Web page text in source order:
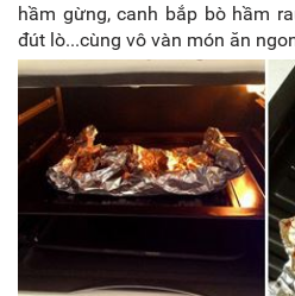
hầm gừng, canh bắp bò hầm
đút lò...cùng vô vàn món ăn